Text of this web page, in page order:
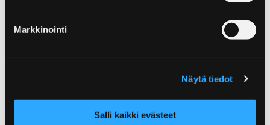
Markkinointi
Näytä tiedot
Salli kaikki evästeet